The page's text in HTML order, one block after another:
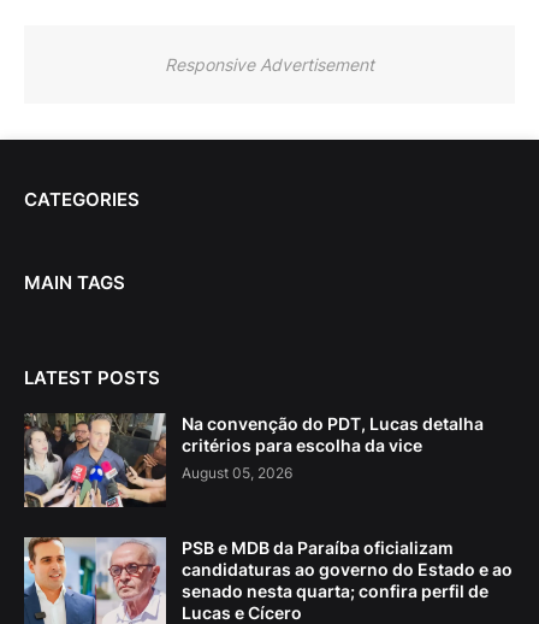
Responsive Advertisement
CATEGORIES
MAIN TAGS
LATEST POSTS
Na convenção do PDT, Lucas detalha
critérios para escolha da vice
August 05, 2026
PSB e MDB da Paraíba oficializam
candidaturas ao governo do Estado e ao
senado nesta quarta; confira perfil de
Lucas e Cícero